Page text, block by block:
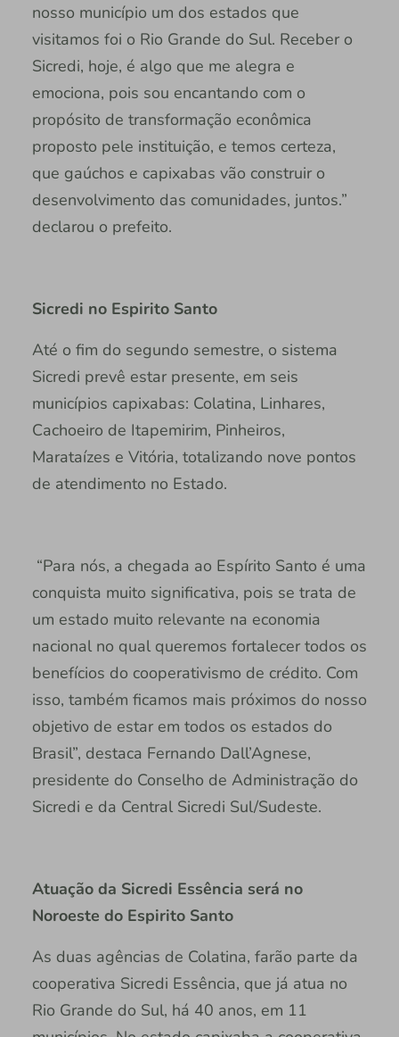
nosso município um dos estados que
visitamos foi o Rio Grande do Sul. Receber o
Sicredi, hoje, é algo que me alegra e
emociona, pois sou encantando com o
propósito de transformação econômica
proposto pele instituição, e temos certeza,
que gaúchos e capixabas vão construir o
desenvolvimento das comunidades, juntos.”
declarou o prefeito.
Sicredi no Espirito Santo
Até o fim do segundo semestre, o sistema
Sicredi prevê estar presente, em seis
municípios capixabas: Colatina, Linhares,
Cachoeiro de Itapemirim, Pinheiros,
Marataízes e Vitória, totalizando nove pontos
de atendimento no Estado.
“Para nós, a chegada ao Espírito Santo é uma
conquista muito significativa, pois se trata de
um estado muito relevante na economia
nacional no qual queremos fortalecer todos os
benefícios do cooperativismo de crédito. Com
isso, também ficamos mais próximos do nosso
objetivo de estar em todos os estados do
Brasil”, destaca Fernando Dall’Agnese,
presidente do Conselho de Administração do
Sicredi e da Central Sicredi Sul/Sudeste.
Atuação da Sicredi Essência será no
Noroeste do Espirito Santo
As duas agências de Colatina, farão parte da
cooperativa Sicredi Essência, que já atua no
Rio Grande do Sul, há 40 anos, em 11